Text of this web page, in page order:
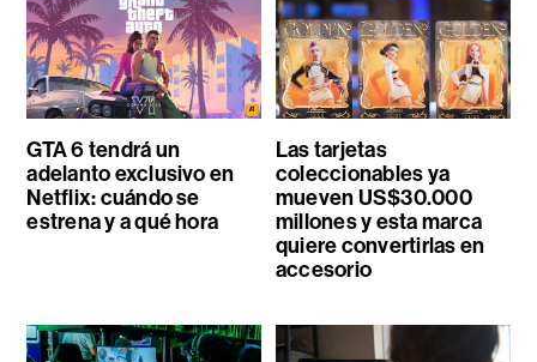
GTA 6 tendrá un
adelanto exclusivo en
Netflix: cuándo se
estrena y a qué hora
Las tarjetas
coleccionables ya
mueven US$30.000
millones y esta marca
quiere convertirlas en
accesorio